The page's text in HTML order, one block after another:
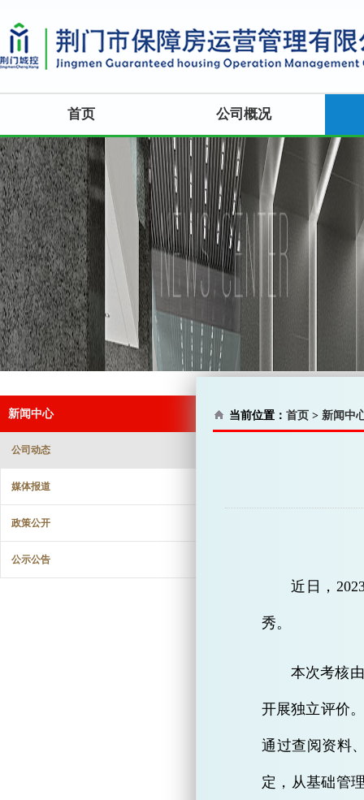
首页 公司概况
新闻中心
公司动态
媒体报道
政策公开
公示公告
当前位置： 首页 > 新闻中
近日，
秀。
本次考核
开展独立评价
通过查阅资料
定，从基础管